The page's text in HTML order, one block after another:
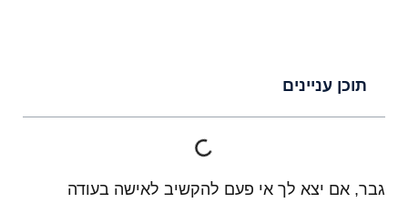
תוכן עניינים
גבר, אם יצא לך אי פעם להקשיב לאישה בעודה